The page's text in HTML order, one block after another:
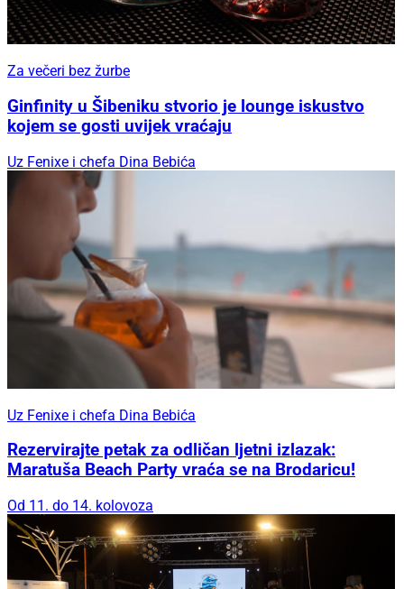
Za večeri bez žurbe
Ginfinity u Šibeniku stvorio je lounge iskustvo
kojem se gosti uvijek vraćaju
Uz Fenixe i chefa Dina Bebića
Uz Fenixe i chefa Dina Bebića
Rezervirajte petak za odličan ljetni izlazak:
Maratuša Beach Party vraća se na Brodaricu!
Od 11. do 14. kolovoza